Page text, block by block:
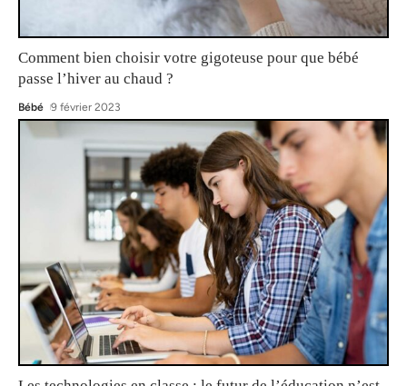
Comment bien choisir votre gigoteuse pour que bébé
passe l’hiver au chaud ?
Bébé 9 février 2023